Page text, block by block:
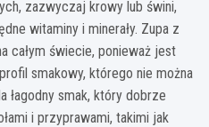
zazwyczaj krowy lub świni,
witaminy i minerały. Zupa z
całym świecie, ponieważ jest
smakowy, którego nie można
łagodny smak, który dobrze
i przyprawami, takimi jak